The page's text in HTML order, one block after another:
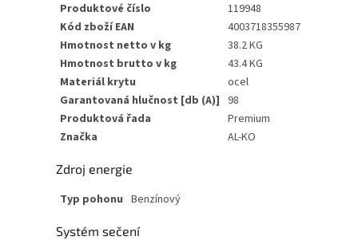
Produktové číslo
119948
Kód zboží EAN
4003718355987
Hmotnost netto v kg
38.2 KG
Hmotnost brutto v kg
43.4 KG
Materiál krytu
ocel
Garantovaná hlučnost [db (A)] 98
Produktová řada
Premium
Značka
AL-KO
Zdroj energie
Typ pohonu Benzínový
Systém sečení